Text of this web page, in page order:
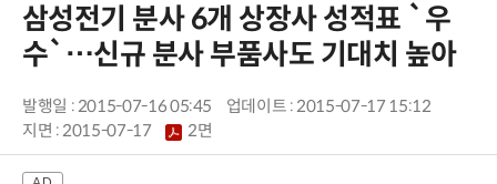
삼성전기 분사 6개 상장사 성적표 `우
수`…신규 분사 부품사도 기대치 높아
발행일 : 2015-07-16 05:45
업데이트 : 2015-07-17 15:12
지면 :2015-07-17 2면